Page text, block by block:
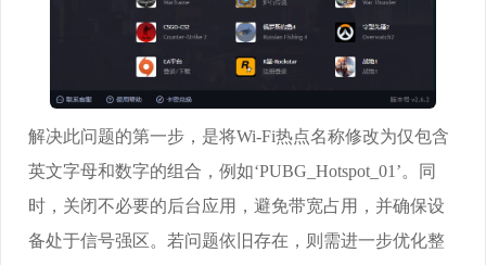
解决此问题的第一步，是将Wi-Fi热点名称修改为仅包含
英文字母和数字的组合，例如‘PUBG_Hotspot_01’。同
时，关闭不必要的后台应用，避免带宽占用，并确保设
备处于信号强区。若问题依旧存在，则需进一步优化整